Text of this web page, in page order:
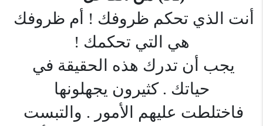
أنت الذي تحكم ظروفك ! أم ظروفك
هي التي تحكمك !
يجب أن تدرك هذه الحقيقة في
حياتك . كثيرون يجهلونها
فاختلطت عليهم الأمور . والتبست